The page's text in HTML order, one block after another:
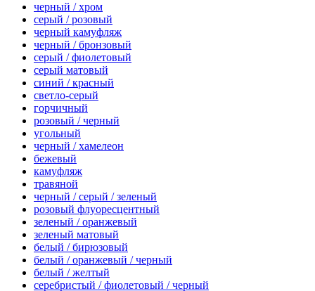
черный / хром
серый / розовый
черный камуфляж
черный / бронзовый
серый / фиолетовый
серый матовый
синий / красный
светло-серый
горчичный
розовый / черный
угольный
черный / хамелеон
бежевый
камуфляж
травяной
черный / серый / зеленый
розовый флуоресцентный
зеленый / оранжевый
зеленый матовый
белый / бирюзовый
белый / оранжевый / черный
белый / желтый
серебристый / фиолетовый / черный